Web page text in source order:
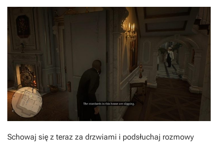
Schowaj się z teraz za drzwiami i podsłuchaj rozmowy